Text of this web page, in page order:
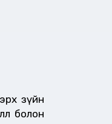
зүйн
болон